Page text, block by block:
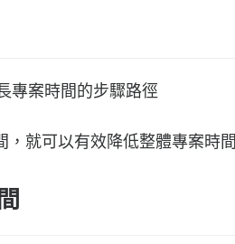
專案時間的步驟路徑
就可以有效降低整體專案時間